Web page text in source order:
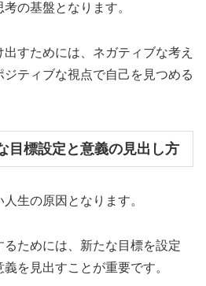
の基盤となります。
すためには、ネガティブな考え
ティブな視点で自己を見つめる
目標設定と意義の見出し方
生の原因となります。
ためには、新たな目標を設定
を見出すことが重要です。